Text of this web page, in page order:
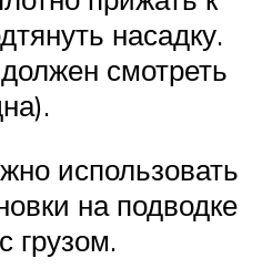
насадку.
смотреть
использовать
на подводке
грузом.